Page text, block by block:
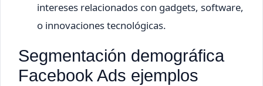
intereses relacionados con gadgets, software,
o innovaciones tecnológicas.
Segmentación demográfica
Facebook Ads ejemplos